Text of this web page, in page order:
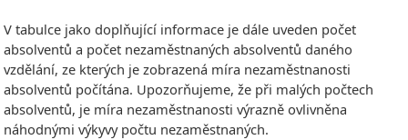
V tabulce jako doplňující informace je dále uveden počet
absolventů a počet nezaměstnaných absolventů daného
vzdělání, ze kterých je zobrazená míra nezaměstnanosti
absolventů počítána. Upozorňujeme, že při malých počtech
absolventů, je míra nezaměstnanosti výrazně ovlivněna
náhodnými výkyvy počtu nezaměstnaných.